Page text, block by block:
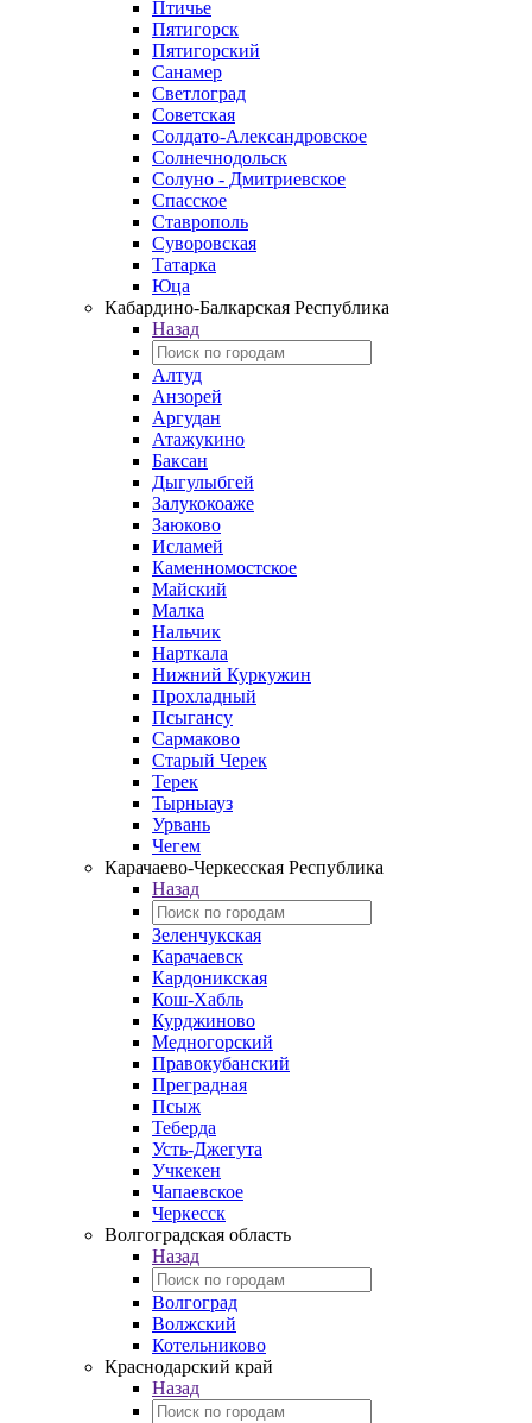
Птичье
Пятигорск
Пятигорский
Санамер
Светлоград
Советская
Солдато-Александровское
Солнечнодольск
Солуно - Дмитриевское
Спасское
Ставрополь
Суворовская
Татарка
Юца
Кабардино‑Балкарская Республика
Назад
Алтуд
Анзорей
Аргудан
Атажукино
Баксан
Дыгулыбгей
Залукокоаже
Заюково
Исламей
Каменномостское
Майский
Малка
Нальчик
Нарткала
Нижний Куркужин
Прохладный
Псыгансу
Сармаково
Старый Черек
Терек
Тырныауз
Урвань
Чегем
Карачаево-Черкесская Республика
Назад
Зеленчукская
Карачаевск
Кардоникская
Кош-Хабль
Курджиново
Медногорский
Правокубанский
Преградная
Псыж
Теберда
Усть-Джегута
Учкекен
Чапаевское
Черкесск
Волгоградская область
Назад
Волгоград
Волжский
Котельниково
Краснодарский край
Назад